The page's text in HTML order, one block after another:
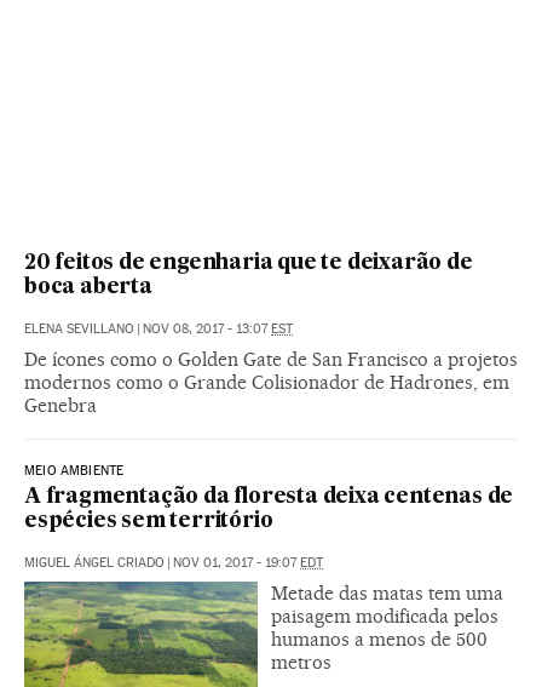
20 feitos de engenharia que te deixarão de
boca aberta
ELENA SEVILLANO | NOV 08, 2017 - 13:07EST
De ícones como o Golden Gate de San Francisco a projetos
modernos como o Grande Colisionador de Hadrones, em
Genebra
MEIO AMBIENTE
A fragmentação da floresta deixa centenas de
espécies sem território
MIGUEL ÁNGEL CRIADO | NOV 01, 2017 - 19:07EDT
Metade das matas tem uma
paisagem modificada pelos
humanos a menos de 500
metros